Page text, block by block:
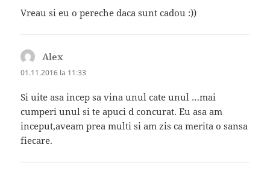
Vreau si eu o pereche daca sunt cadou :))
Alex
01.11.2016 la 11:33
Si uite asa incep sa vina unul cate unul …mai
cumperi unul si te apuci d concurat. Eu asa am
inceput,aveam prea multi si am zis ca merita o sansa
fiecare.